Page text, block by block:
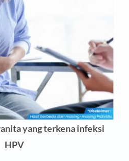
yang terkena infeksi
HPV